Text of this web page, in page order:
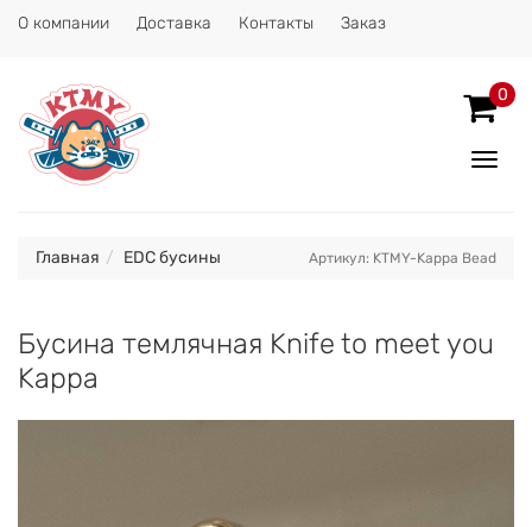
О компании Доставка Контакты Заказ
0
Главная EDC бусины Артикул: KTMY-Kappa Bead
Бусина темлячная Knife to meet you
Kappa